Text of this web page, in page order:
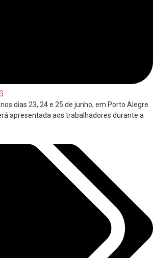
dias 23, 24 e 25 de junho, em Porto Alegre.
apresentada aos trabalhadores durante a